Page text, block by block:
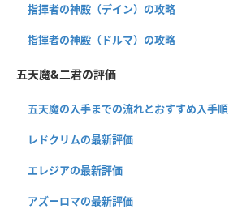
指揮者の神殿（デイン）の攻略
指揮者の神殿（ドルマ）の攻略
五天魔&二君の評価
五天魔の入手までの流れとおすすめ入手順
レドクリムの最新評価
エレジアの最新評価
アズーロマの最新評価